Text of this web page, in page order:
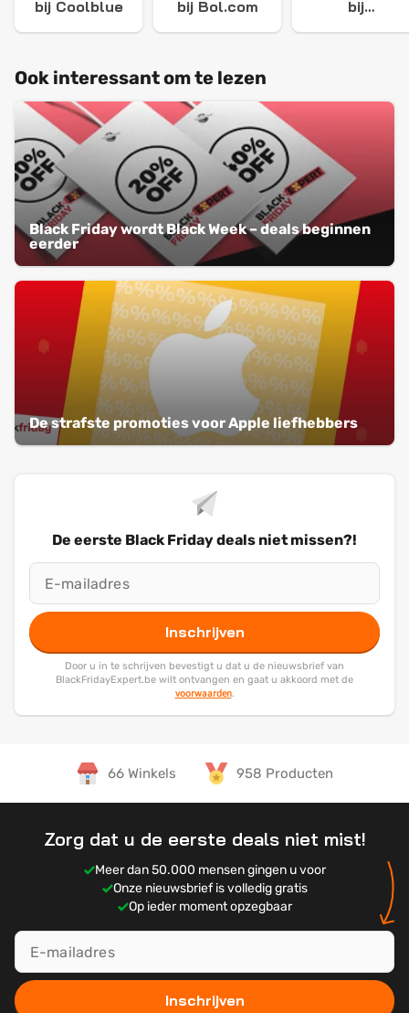
bij Coolblue
bij Bol.com
bij
Ook interessant om te lezen
Black Friday wordt Black Week – deals beginnen
eerder
De strafste promoties voor Apple liefhebbers
De eerste Black Friday deals niet missen?!
Inschrijven
Door u in te schrijven bevestigt u dat u de nieuwsbrief van
BlackFridayExpert.be wilt ontvangen en gaat u akkoord met de
voorwaarden.
66 Winkels 958 Producten
Zorg dat u de eerste deals niet mist!
Meer dan 50.000 mensen gingen u voor
Onze nieuwsbrief is volledig gratis
Op ieder moment opzegbaar
Inschrijven